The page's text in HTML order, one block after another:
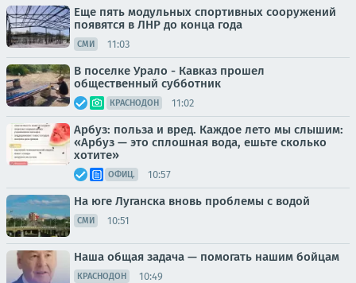
Еще пять модульных спортивных сооружений
появятся в ЛНР до конца года
СМИ 11:03
В поселке Урало - Кавказ прошел
общественный субботник
КРАСНОДОН 11:02
Арбуз: польза и вред. Каждое лето мы слышим:
«Арбуз — это сплошная вода, ешьте сколько
хотите»
ОФИЦ. 10:57
На юге Луганска вновь проблемы с водой
СМИ 10:51
Наша общая задача — помогать нашим бойцам
КРАСНОДОН 10:49